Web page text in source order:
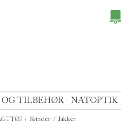
OG TILBEHØR NATOPTIK
/ Kvinder / Jakker